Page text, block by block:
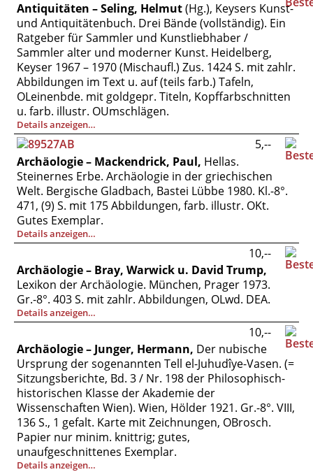
Antiquitäten – Seling, Helmut(Hg.), Keysers Kunst-
und Antiquitätenbuch. Drei Bände (vollständig). Ein
Ratgeber für Sammler und Kunstliebhaber /
Sammler alter und moderner Kunst. Heidelberg,
Keyser 1967 – 1970 (Mischaufl.) Zus. 1424 S. mit zahlr.
Abbildungen im Text u. auf (teils farb.) Tafeln,
OLeinenbde. mit goldgepr. Titeln, Kopffarbschnitten
u. farb. illustr. OUmschlägen.
Details anzeigen…
Archäologie – Mackendrick, Paul, Hellas.
Steinernes Erbe. Archäologie in der griechischen
Welt. Bergische Gladbach, Bastei Lübbe 1980. Kl.-8°.
471, (9) S. mit 175 Abbildungen, farb. illustr. OKt.
Gutes Exemplar.
Details anzeigen…
5,--
Archäologie – Bray, Warwick u. David Trump,
Lexikon der Archäologie. München, Prager 1973.
Gr.-8°. 403 S. mit zahlr. Abbildungen, OLwd. DEA.
Details anzeigen…
10,--
Archäologie – Junger, Hermann, Der nubische
Ursprung der sogenannten Tell el-Juhudîye-Vasen. (=
Sitzungsberichte, Bd. 3 / Nr. 198 der Philosophisch-
historischen Klasse der Akademie der
Wissenschaften Wien). Wien, Hölder 1921. Gr.-8°. VIII,
136 S., 1 gefalt. Karte mit Zeichnungen, OBrosch.
Papier nur minim. knittrig; gutes,
unaufgeschnittenes Exemplar.
Details anzeigen…
10,--